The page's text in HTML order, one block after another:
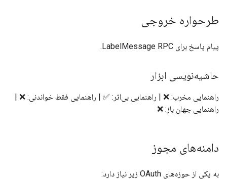
طرحواره خروجی
پیام پاسخ برای LabelMessage RPC.
حاشیه‌نویسی ابزار
راهنمایی مخرب: ❌ | راهنمایی بی‌اثر: ✅ | راهنمایی فقط خواندنی: ❌ |
راهنمایی جهان باز: ❌
دامنه‌های مجوز
به یکی از حوزه‌های OAuth زیر نیاز دارد: